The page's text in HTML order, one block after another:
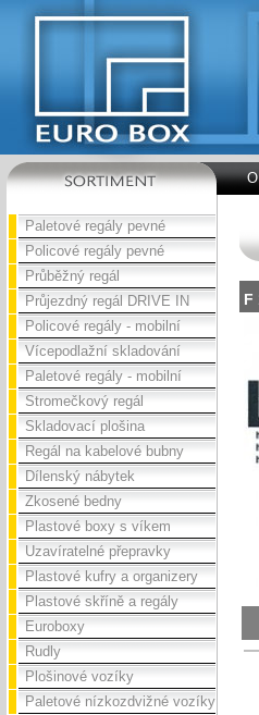
Paletové regály pevné
Policové regály pevné
Průběžný regál
Průjezdný regál DRIVE IN
Policové regály - mobilní
Vícepodlažní skladování
Paletové regály - mobilní
Stromečkový regál
Skladovací plošina
Regál na kabelové bubny
Dílenský nábytek
Zkosené bedny
Plastové boxy s víkem
Uzavíratelné přepravky
Plastové kufry a organizery
Plastové skříně a regály
Euroboxy
Rudly
Plošinové vozíky
Paletové nízkozdvižné vozíky
F